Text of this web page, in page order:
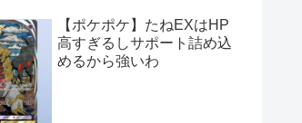
【ポケポケ】たねEXはHP
高すぎるしサポート詰め込
めるから強いわ